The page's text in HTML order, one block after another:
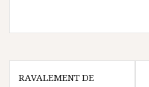
Navigation
RAVALEMENT DE